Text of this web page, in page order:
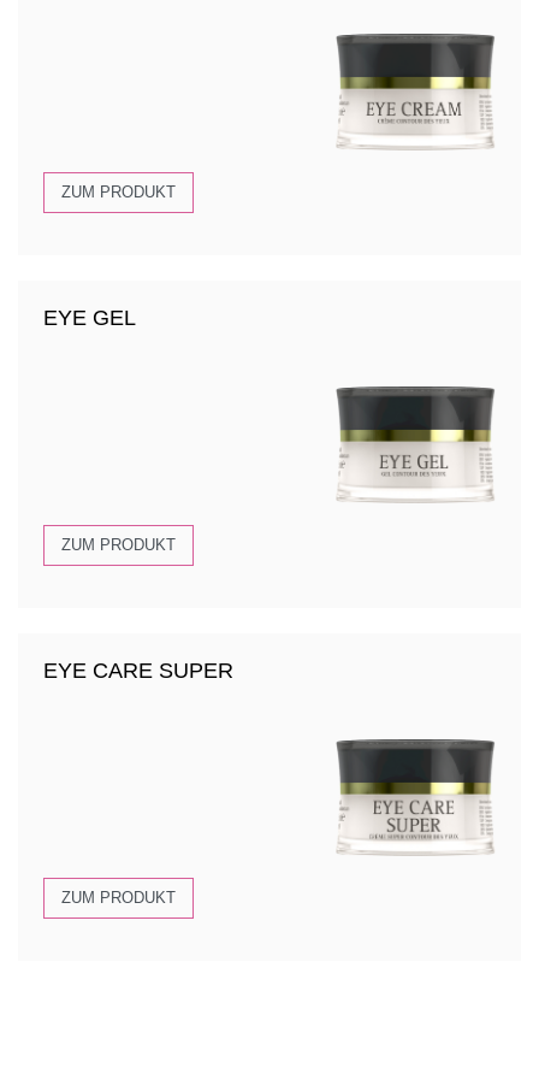
ZUM PRODUKT
EYE GEL
ZUM PRODUKT
EYE CARE SUPER
ZUM PRODUKT